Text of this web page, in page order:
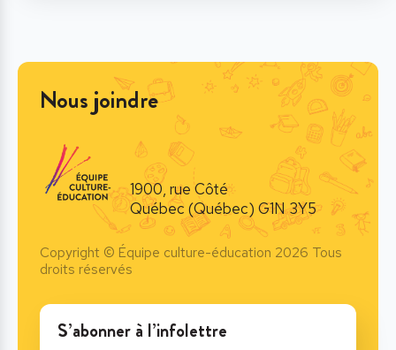
Nous joindre
1900, rue Côté
Québec (Québec) G1N 3Y5
Copyright © Équipe culture-éducation 2026 Tous
droits réservés
S’abonner à l’infolettre